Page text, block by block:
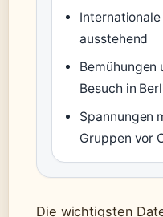
ausstehend
Bemühungen
Besuch in
Spannungen
Gruppen vor
Die wichtigsten